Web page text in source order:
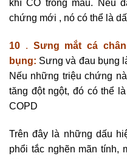
khí CO trong máu. Nếu
chứng mới , nó có thể là
10 . Sưng mắt cá
bụng: Sưng và đau bụng
Nếu những triệu chứng
tăng đột ngột, đó có thể
COPD
Trên đây là những dấu
phổi tắc nghẽn mãn tính,